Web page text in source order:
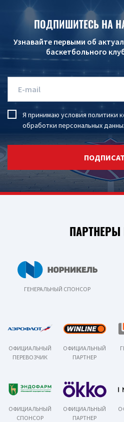
ПОДПИШИТЕСЬ НА
Узнавайте первыми об
баскетбольного
Я принимаю условия политики
обработки персональных
ПАРТНЕРЫ
ГЕНЕРАЛЬНЫЙ СПОНСОР
ОФИЦИАЛЬНЫЙ
ПЕРЕВОЗЧИК
ОФИЦИАЛЬНЫЙ
ПАРТНЕР
ОФИЦИАЛЬНЫЙ
СПОНСОР
ОФИЦИАЛЬНЫЙ
ПАРТНЕР